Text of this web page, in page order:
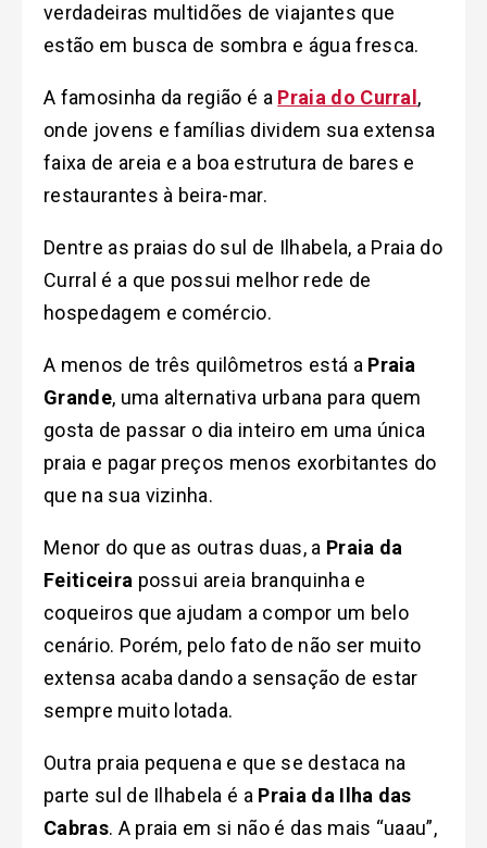
verdadeiras multidões de viajantes que
estão em busca de sombra e água fresca.
A famosinha da região é a Praia do Curral ,
onde jovens e famílias dividem sua extensa
faixa de areia e a boa estrutura de bares e
restaurantes à beira-mar.
Dentre as praias do sul de Ilhabela, a Praia do
Curral é a que possui melhor rede de
hospedagem e comércio.
A menos de três quilômetros está a Praia
Grande, uma alternativa urbana para quem
gosta de passar o dia inteiro em uma única
praia e pagar preços menos exorbitantes do
que na sua vizinha.
Menor do que as outras duas, a Praia da
Feiticeira possui areia branquinha e
coqueiros que ajudam a compor um belo
cenário. Porém, pelo fato de não ser muito
extensa acaba dando a sensação de estar
sempre muito lotada.
Outra praia pequena e que se destaca na
parte sul de Ilhabela é a Praia da Ilha das
Cabras. A praia em si não é das mais “uaau”,